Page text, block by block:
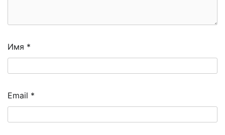
Имя *
Email *